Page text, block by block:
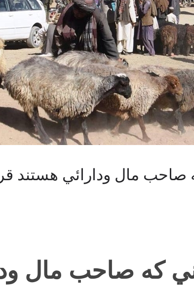
مال ودارائي هستند
كه صاحب مال